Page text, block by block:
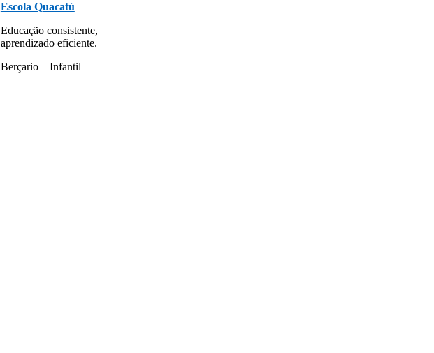
Escola Quacatú
Educação consistente,
aprendizado eficiente.
Berçario – Infantil